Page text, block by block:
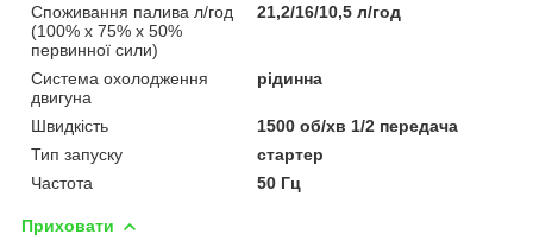
Споживання палива л/год
(100% х 75% х 50%
первинної сили)
21,2/16/10,5 л/год
Система охолодження
двигуна
рідинна
Швидкість
1500 об/хв 1/2 передача
Тип запуску
стартер
Частота
50 Гц
Приховати